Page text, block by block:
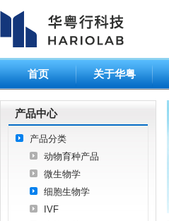
首页 关于华粤
产品中心
产品分类
动物育种产品
微生物学
细胞生物学
IVF